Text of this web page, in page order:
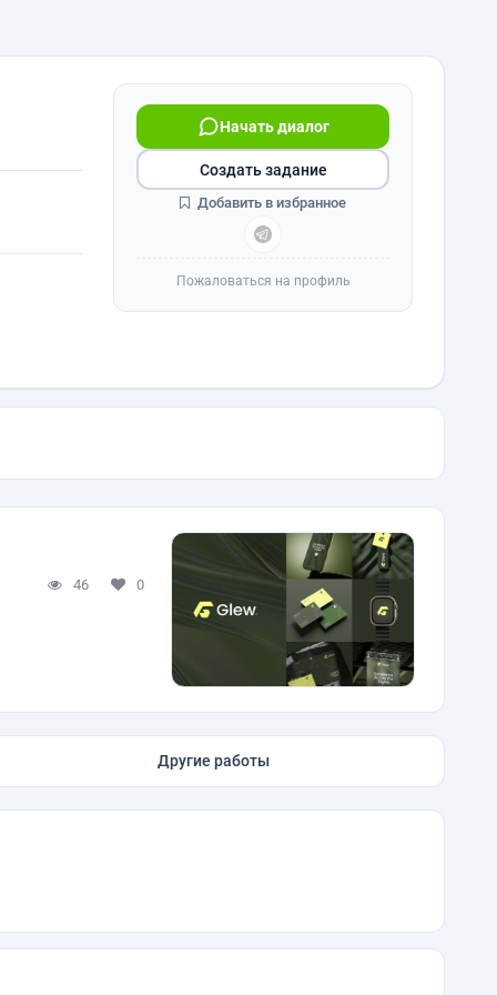
Начать диалог
Создать задание
Добавить в избранное
Пожаловаться на профиль
46 0
Другие работы